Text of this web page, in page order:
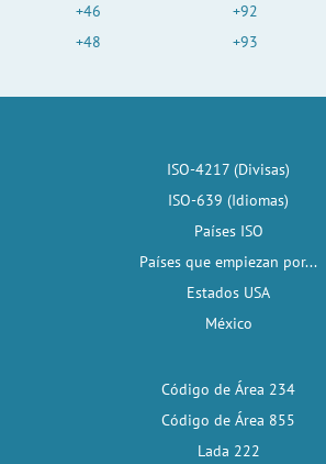
+46
+48
+92
+93
ISO-4217 (Divisas)
ISO-639 (Idiomas)
Países ISO
Países que empiezan por...
Estados USA
México
Código de Área 234
Código de Área 855
Lada 222